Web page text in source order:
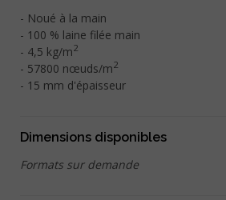
Noué à la main
100 % laine filée main
4,5 kg/m2
57800 nœuds/m2
15 mm d'épaisseur
Dimensions disponibles
Formats sur demande